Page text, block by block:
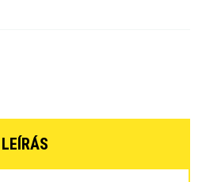
LEÍRÁS